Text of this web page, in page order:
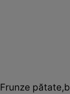
Frunze